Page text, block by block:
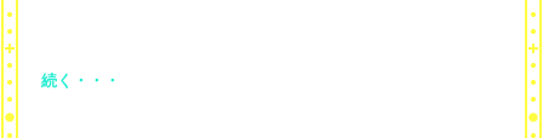
続く・・・